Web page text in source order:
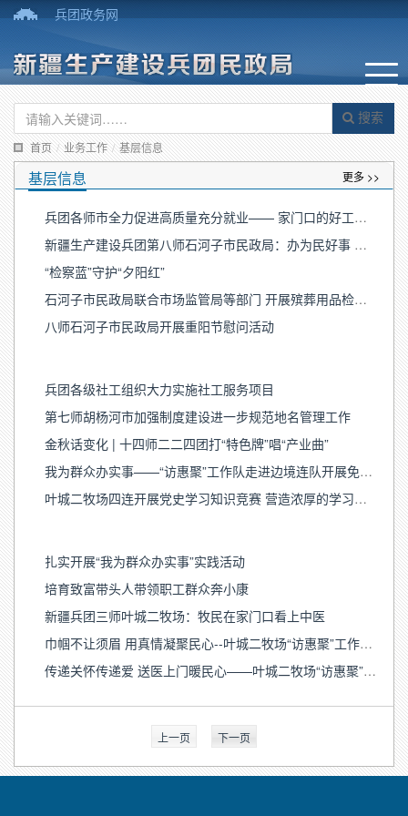
兵团政务网
搜索
首页 / 业务工作 / 基层信息
基层信息 更多 >>
兵团各师市全力促进高质量充分就业—— 家门口的好工作让幸福“触手可及”
新疆生产建设兵团第八师石河子市民政局：办为民好事 续军垦荣光
“检察蓝”守护“夕阳红”
石河子市民政局联合市场监管局等部门 开展殡葬用品检查工作
八师石河子市民政局开展重阳节慰问活动
兵团各级社工组织大力实施社工服务项目
第七师胡杨河市加强制度建设进一步规范地名管理工作
金秋话变化 | 十四师二二四团打“特色牌”唱“产业曲”
我为群众办实事——“访惠聚”工作队走进边境连队开展免费义诊活动
叶城二牧场四连开展党史学习知识竞赛 营造浓厚的学习氛围
扎实开展“我为群众办实事”实践活动
培育致富带头人带领职工群众奔小康
新疆兵团三师叶城二牧场：牧民在家门口看上中医
巾帼不让须眉 用真情凝聚民心--叶城二牧场“访惠聚”工作队队员夏木西努尔 ·吐尔洪
传递关怀传递爱 送医上门暖民心——叶城二牧场“访惠聚”工作队副队长史国斌
上一页 下一页